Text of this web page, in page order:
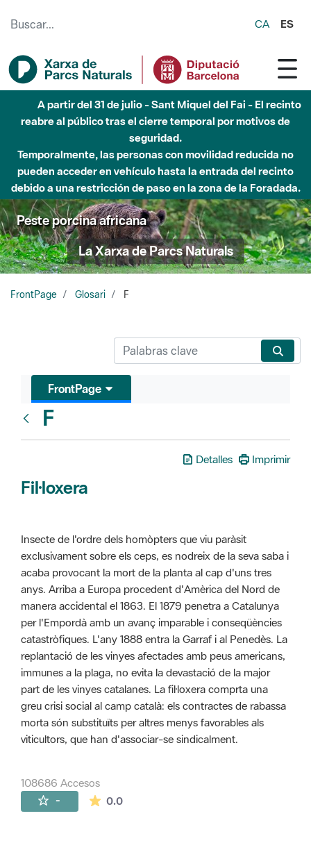
CA ES
A partir del 31 de julio - Sant Miquel del Fai - El recinto
reabre al público tras el cierre temporal por motivos de
seguridad.
Temporalmente, las personas con movilidad reducida no
pueden acceder en vehículo hasta la entrada del recinto
debido a una restricción de paso en la zona de la Foradada.
Peste porcina africana
La Xarxa de Parcs Naturals
FrontPage Glosari F
FrontPage
F
Detalles Imprimir
Fil·loxera
Insecte de l'ordre dels homòpters que viu paràsit
exclusivament sobre els ceps, es nodreix de la seva saba i
acaba provocant la mort de la planta al cap d'uns tres
anys. Arriba a Europa procedent d'Amèrica del Nord de
manera accidental el 1863. El 1879 penetra a Catalunya
per l'Empordà amb un avanç imparable i conseqüències
catastròfiques. L'any 1888 entra la Garraf i al Penedès. La
replantació de les vinyes afectades amb peus americans,
immunes a la plaga, no evita la devastació de la major
part de les vinyes catalanes. La fil·loxera comprta una
greu crisi social al camp català: els contractes de rabassa
morta són substituïts per altres menys favorables als
viticultors, que han d'associar-se sindicalment.
108686 Accesos
- 0.0La valoración media es de 0 estrellas de